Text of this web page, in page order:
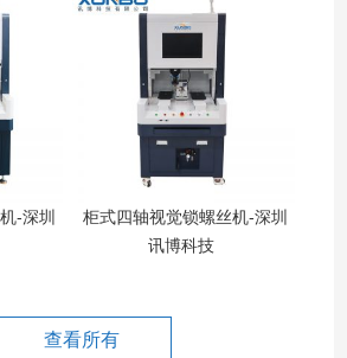
-深圳
柜式四轴视觉锁螺丝机-深圳
讯博科技
查看所有